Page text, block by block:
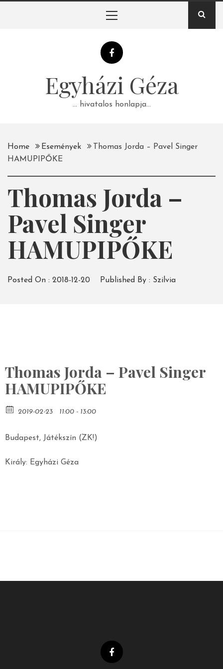
Egyházi Géza
… hivatalos honlapja…
Home Események
Thomas Jorda – Pavel Singer
HAMUPIPŐKE
Thomas Jorda –
Pavel Singer
HAMUPIPŐKE
Posted On : 2018-12-20 Published By : Szilvia
Thomas Jorda – Pavel Singer
HAMUPIPŐKE
2019-02-23 11:00 - 13:00
Budapest, Játékszín (ZK!)
Király: Egyházi Géza